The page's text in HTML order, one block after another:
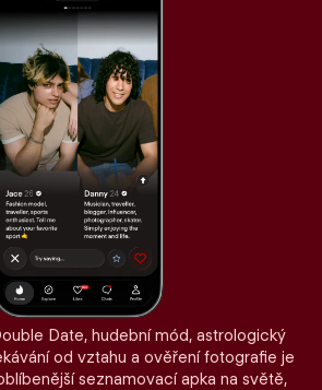
Date, hudební mód, astrologický
od vztahu a ověření fotografie je
seznamovací apka na světě,